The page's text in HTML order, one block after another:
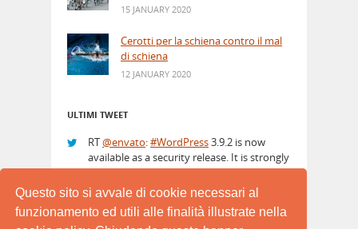
Questo sito si avvale di cookie necessari al
funzionamento ed utili alle finalità illustrate nella
15 JANUARY 2020
Cerotti per la schiena contro il mal
di schiena
12 JANUARY 2020
ULTIMI TWEET
RT@envato:#WordPress3.9.2 is now
available as a security release. It is strongly
advised to update immediately.
http://t.co/PPcIPyrkZz 3 hours ago
Heatwave Offer. Sign up for an annual